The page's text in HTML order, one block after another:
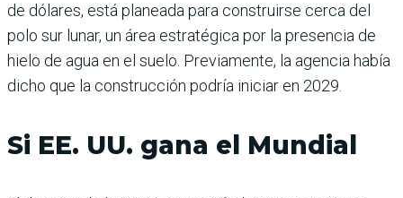
de dólares, está planeada para construirse cerca del
polo sur lunar, un área estratégica por la presencia de
hielo de agua en el suelo. Previamente, la agencia había
dicho que la construcción podría iniciar en 2029.
Si EE. UU. gana el Mundial